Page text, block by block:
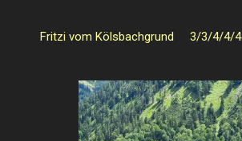
Fritzi vom Kölsbachgrund 3/3/4/4/4